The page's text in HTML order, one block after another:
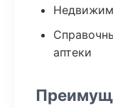
аптеки